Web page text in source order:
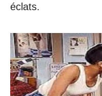
éclats.